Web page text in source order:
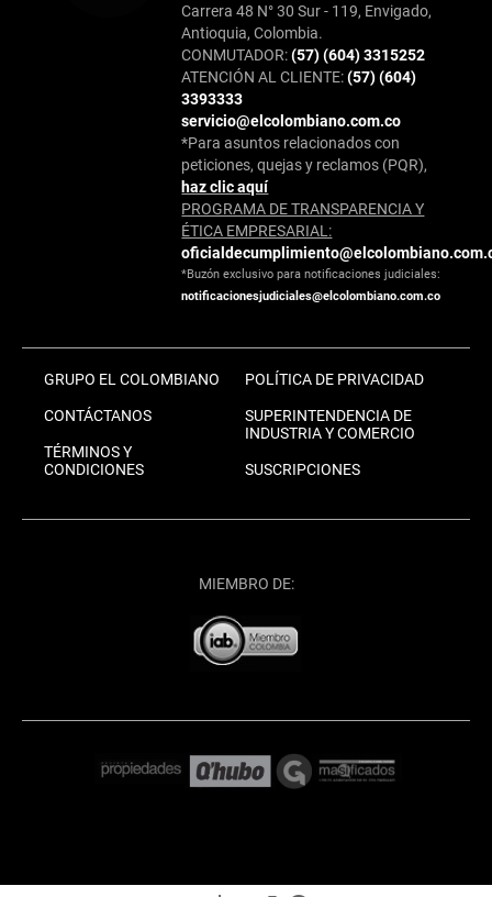
Carrera 48 N° 30 Sur - 119, Envigado,
Antioquia, Colombia.
CONMUTADOR:(57) (604) 3315252
ATENCIÓN AL CLIENTE:(57) (604)
3393333
servicio@elcolombiano.com.co
*Para asuntos relacionados con
peticiones, quejas y reclamos (PQR),
haz clic aquí
PROGRAMA DE TRANSPARENCIA Y
ÉTICA EMPRESARIAL:
*Buzón exclusivo para notificaciones judiciales:
notificacionesjudiciales@elcolombiano.com.co
GRUPO EL COLOMBIANO
CONTÁCTANOS
TÉRMINOS Y
CONDICIONES
POLÍTICA DE PRIVACIDAD
SUPERINTENDENCIA DE
INDUSTRIA Y COMERCIO
SUSCRIPCIONES
MIEMBRO DE: